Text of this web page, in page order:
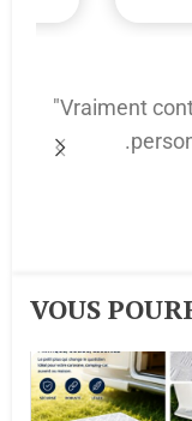
"Vraiment
VOUS